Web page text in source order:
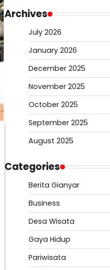
Archives
July 2026
January 2026
December 2025
November 2025
October 2025
September 2025
August 2025
Categories
Berita Gianyar
Business
Desa Wisata
Gaya Hidup
Pariwisata